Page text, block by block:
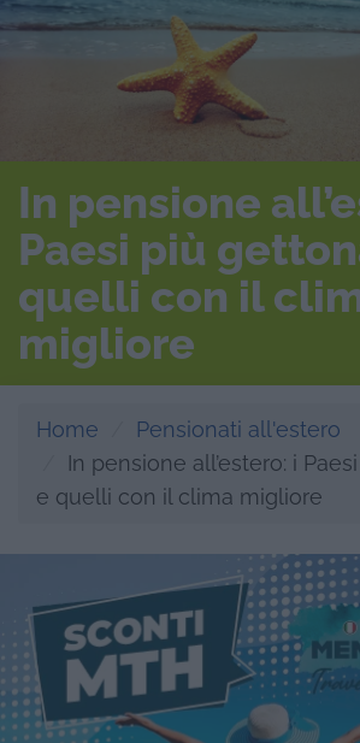
In pensione
Paesi più
quelli con il
migliore
Home
Pensionati all'estero
In pensione all’estero: i
e quelli con il clima migliore